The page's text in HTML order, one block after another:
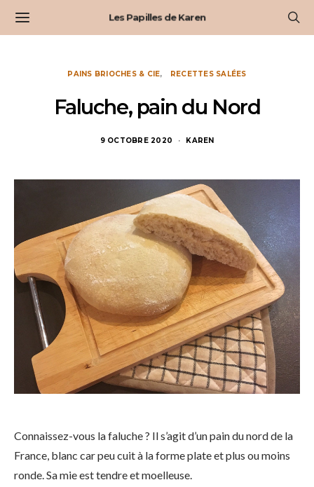
Les Papilles de Karen
PAINS BRIOCHES & CIE RECETTES SALÉES
Faluche, pain du Nord
9 OCTOBRE 2020 KAREN
Connaissez-vous la faluche ? Il s’agit d’un pain du nord de la
France, blanc car peu cuit à la forme plate et plus ou moins
ronde. Sa mie est tendre et moelleuse.